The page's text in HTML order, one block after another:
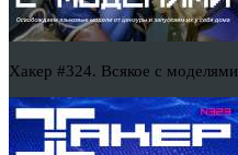
Хакер #324. Всякое с моделями